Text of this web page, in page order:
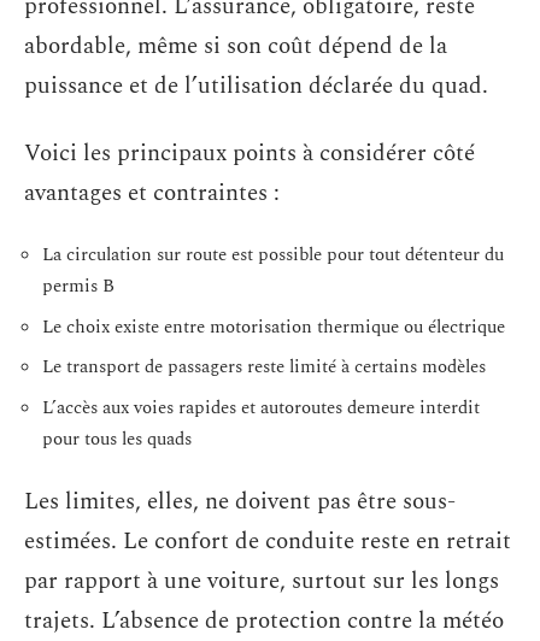
abordable, même si son coût dépend de la
puissance et de l’utilisation déclarée du quad.
Voici les principaux points à considérer côté
avantages et contraintes :
La circulation sur route est possible pour tout détenteur du
permis B
Le choix existe entre motorisation thermique ou électrique
Le transport de passagers reste limité à certains modèles
L’accès aux voies rapides et autoroutes demeure interdit
pour tous les quads
Les limites, elles, ne doivent pas être sous-
estimées. Le confort de conduite reste en retrait
par rapport à une voiture, surtout sur les longs
trajets. L’absence de protection contre la météo